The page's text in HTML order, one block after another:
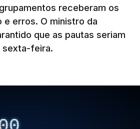
receberam os
e erros. O ministro da
que as pautas seriam
sexta-feira.